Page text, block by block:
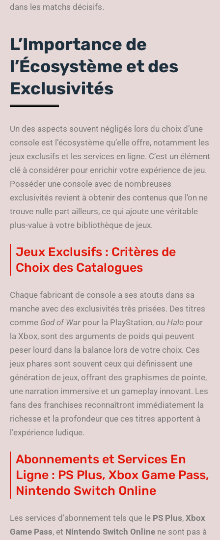
dans les matchs décisifs.
L’Importance de
l’Écosystème et des
Exclusivités
Un des aspects souvent négligés lors du choix d’une
console est l’écosystème qu’elle offre, notamment les
jeux exclusifs et les services en ligne. C’est un élément
clé à considérer pour enrichir votre expérience de jeu.
Posséder une console avec de nombreuses
exclusivités revient à obtenir des contenus que l’on ne
trouve nulle part ailleurs, ce qui ajoute une véritable
plus-value à votre bibliothèque de jeux.
Jeux Exclusifs : Critères de
Choix des Catalogues
Chaque fabricant de console a ses atouts dans sa
manche avec des exclusivités très prisées. Des titres
comme God of War pour la PlayStation, ou Halo pour
la Xbox, sont des arguments de poids qui peuvent
peser lourd dans la balance lors de votre choix. Ces
jeux phares sont souvent ceux qui définissent une
génération de jeux, offrant des graphismes de pointe,
une narration immersive et un gameplay innovant. Les
fans des franchises reconnaîtront immédiatement la
richesse et la profondeur que ces titres apportent à
l’expérience ludique.
Abonnements et Services En
Ligne : PS Plus, Xbox Game Pass,
Nintendo Switch Online
Les services d’abonnement tels que le PS Plus, Xbox
Game Pass, et Nintendo Switch Online ne sont pas à